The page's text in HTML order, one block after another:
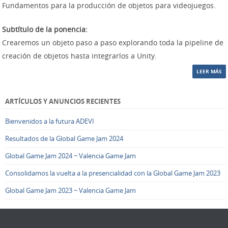
Fundamentos para la producción de objetos para videojuegos.
Subtítulo de la ponencia:
Crearemos un objeto paso a paso explorando toda la pipeline de
creación de objetos hasta integrarlos a Unity.
LEER MÁS
ARTÍCULOS Y ANUNCIOS RECIENTES
Bienvenidos a la futura ADEVI
Resultados de la Global Game Jam 2024
Global Game Jam 2024 ~ Valencia Game Jam
Consolidamos la vuelta a la presencialidad con la Global Game Jam 2023
Global Game Jam 2023 ~ Valencia Game Jam